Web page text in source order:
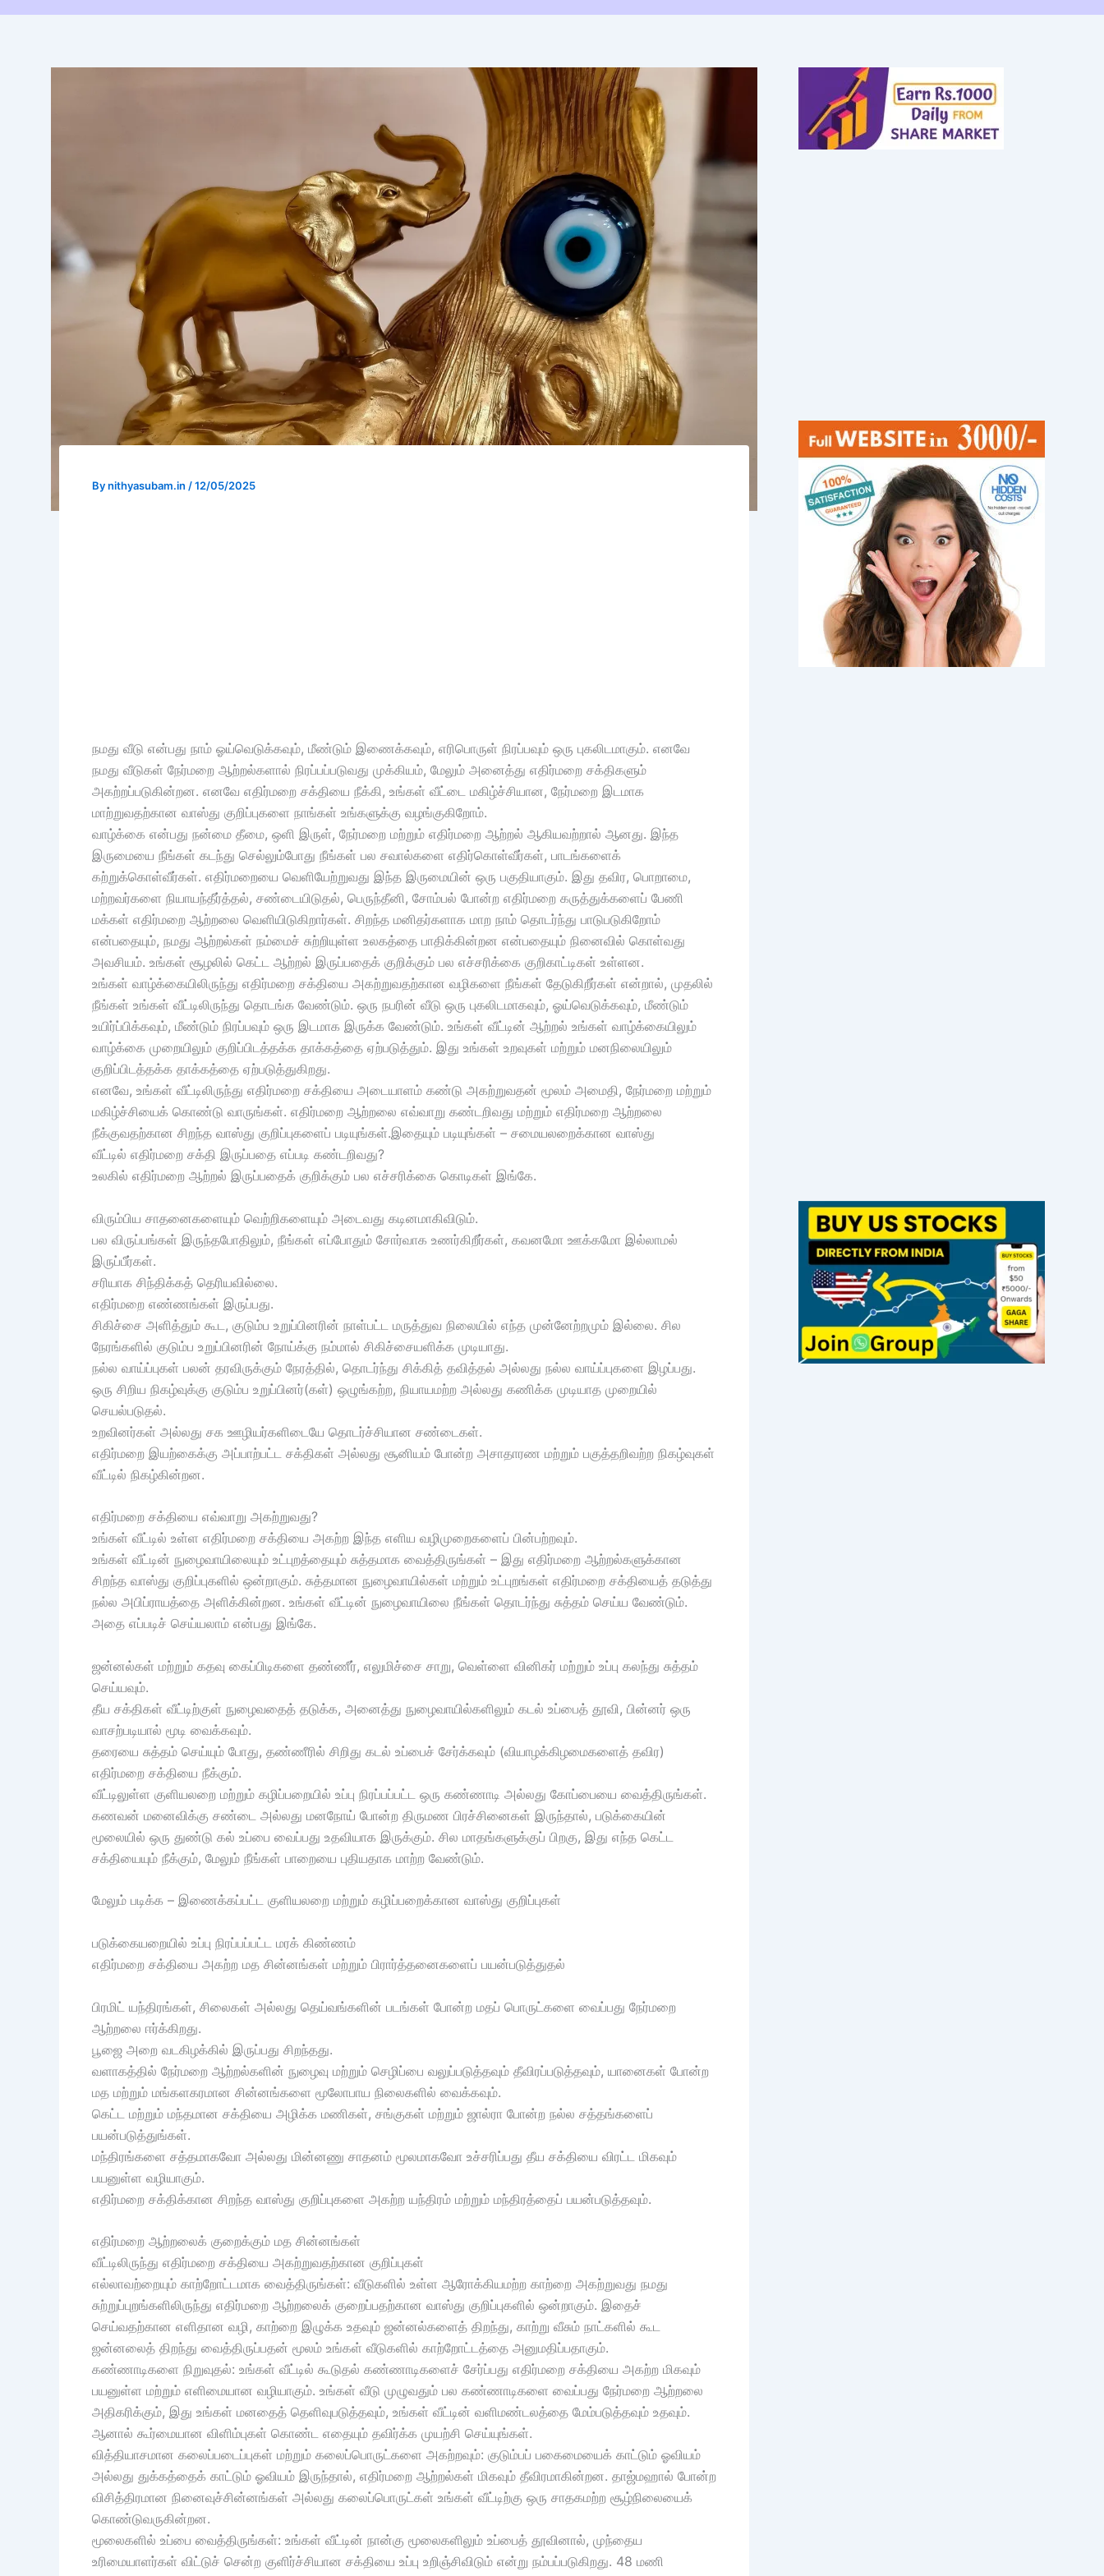
Bynithyasubam.in /12/05/2025
நமது வீடு என்பது நாம் ஓய்வெடுக்கவும், மீண்டும் இணைக்கவும், எரிபொருள் நிரப்பவும் ஒரு புகலிடமாகும். எனவே
நமது வீடுகள் நேர்மறை ஆற்றல்களால் நிரப்பப்படுவது முக்கியம், மேலும் அனைத்து எதிர்மறை சக்திகளும்
அகற்றப்படுகின்றன. எனவே எதிர்மறை சக்தியை நீக்கி, உங்கள் வீட்டை மகிழ்ச்சியான, நேர்மறை இடமாக
மாற்றுவதற்கான வாஸ்து குறிப்புகளை நாங்கள் உங்களுக்கு வழங்குகிறோம்.
வாழ்க்கை என்பது நன்மை தீமை, ஒளி இருள், நேர்மறை மற்றும் எதிர்மறை ஆற்றல் ஆகியவற்றால் ஆனது. இந்த
இருமையை நீங்கள் கடந்து செல்லும்போது நீங்கள் பல சவால்களை எதிர்கொள்வீர்கள், பாடங்களைக்
கற்றுக்கொள்வீர்கள். எதிர்மறையை வெளியேற்றுவது இந்த இருமையின் ஒரு பகுதியாகும். இது தவிர, பொறாமை,
மற்றவர்களை நியாயந்தீர்த்தல், சண்டையிடுதல், பெருந்தீனி, சோம்பல் போன்ற எதிர்மறை கருத்துக்களைப் பேணி
மக்கள் எதிர்மறை ஆற்றலை வெளியிடுகிறார்கள். சிறந்த மனிதர்களாக மாற நாம் தொடர்ந்து பாடுபடுகிறோம்
என்பதையும், நமது ஆற்றல்கள் நம்மைச் சுற்றியுள்ள உலகத்தை பாதிக்கின்றன என்பதையும் நினைவில் கொள்வது
அவசியம். உங்கள் சூழலில் கெட்ட ஆற்றல் இருப்பதைக் குறிக்கும் பல எச்சரிக்கை குறிகாட்டிகள் உள்ளன.
உங்கள் வாழ்க்கையிலிருந்து எதிர்மறை சக்தியை அகற்றுவதற்கான வழிகளை நீங்கள் தேடுகிறீர்கள் என்றால், முதலில்
நீங்கள் உங்கள் வீட்டிலிருந்து தொடங்க வேண்டும். ஒரு நபரின் வீடு ஒரு புகலிடமாகவும், ஓய்வெடுக்கவும், மீண்டும்
உயிர்ப்பிக்கவும், மீண்டும் நிரப்பவும் ஒரு இடமாக இருக்க வேண்டும். உங்கள் வீட்டின் ஆற்றல் உங்கள் வாழ்க்கையிலும்
வாழ்க்கை முறையிலும் குறிப்பிடத்தக்க தாக்கத்தை ஏற்படுத்தும். இது உங்கள் உறவுகள் மற்றும் மனநிலையிலும்
குறிப்பிடத்தக்க தாக்கத்தை ஏற்படுத்துகிறது.
எனவே, உங்கள் வீட்டிலிருந்து எதிர்மறை சக்தியை அடையாளம் கண்டு அகற்றுவதன் மூலம் அமைதி, நேர்மறை மற்றும்
மகிழ்ச்சியைக் கொண்டு வாருங்கள். எதிர்மறை ஆற்றலை எவ்வாறு கண்டறிவது மற்றும் எதிர்மறை ஆற்றலை
நீக்குவதற்கான சிறந்த வாஸ்து குறிப்புகளைப் படியுங்கள்.இதையும் படியுங்கள் – சமையலறைக்கான வாஸ்து
வீட்டில் எதிர்மறை சக்தி இருப்பதை எப்படி கண்டறிவது?
உலகில் எதிர்மறை ஆற்றல் இருப்பதைக் குறிக்கும் பல எச்சரிக்கை கொடிகள் இங்கே.
விரும்பிய சாதனைகளையும் வெற்றிகளையும் அடைவது கடினமாகிவிடும்.
பல விருப்பங்கள் இருந்தபோதிலும், நீங்கள் எப்போதும் சோர்வாக உணர்கிறீர்கள், கவனமோ ஊக்கமோ இல்லாமல்
இருப்பீர்கள்.
சரியாக சிந்திக்கத் தெரியவில்லை.
எதிர்மறை எண்ணங்கள் இருப்பது.
சிகிச்சை அளித்தும் கூட, குடும்ப உறுப்பினரின் நாள்பட்ட மருத்துவ நிலையில் எந்த முன்னேற்றமும் இல்லை. சில
நேரங்களில் குடும்ப உறுப்பினரின் நோய்க்கு நம்மால் சிகிச்சையளிக்க முடியாது.
நல்ல வாய்ப்புகள் பலன் தரவிருக்கும் நேரத்தில், தொடர்ந்து சிக்கித் தவித்தல் அல்லது நல்ல வாய்ப்புகளை இழப்பது.
ஒரு சிறிய நிகழ்வுக்கு குடும்ப உறுப்பினர்(கள்) ஒழுங்கற்ற, நியாயமற்ற அல்லது கணிக்க முடியாத முறையில்
செயல்படுதல்.
உறவினர்கள் அல்லது சக ஊழியர்களிடையே தொடர்ச்சியான சண்டைகள்.
எதிர்மறை இயற்கைக்கு அப்பாற்பட்ட சக்திகள் அல்லது சூனியம் போன்ற அசாதாரண மற்றும் பகுத்தறிவற்ற நிகழ்வுகள்
வீட்டில் நிகழ்கின்றன.
எதிர்மறை சக்தியை எவ்வாறு அகற்றுவது?
உங்கள் வீட்டில் உள்ள எதிர்மறை சக்தியை அகற்ற இந்த எளிய வழிமுறைகளைப் பின்பற்றவும்.
உங்கள் வீட்டின் நுழைவாயிலையும் உட்புறத்தையும் சுத்தமாக வைத்திருங்கள் – இது எதிர்மறை ஆற்றல்களுக்கான
சிறந்த வாஸ்து குறிப்புகளில் ஒன்றாகும். சுத்தமான நுழைவாயில்கள் மற்றும் உட்புறங்கள் எதிர்மறை சக்தியைத் தடுத்து
நல்ல அபிப்ராயத்தை அளிக்கின்றன. உங்கள் வீட்டின் நுழைவாயிலை நீங்கள் தொடர்ந்து சுத்தம் செய்ய வேண்டும்.
அதை எப்படிச் செய்யலாம் என்பது இங்கே.
ஜன்னல்கள் மற்றும் கதவு கைப்பிடிகளை தண்ணீர், எலுமிச்சை சாறு, வெள்ளை வினிகர் மற்றும் உப்பு கலந்து சுத்தம்
செய்யவும்.
தீய சக்திகள் வீட்டிற்குள் நுழைவதைத் தடுக்க, அனைத்து நுழைவாயில்களிலும் கடல் உப்பைத் தூவி, பின்னர் ஒரு
வாசற்படியால் மூடி வைக்கவும்.
தரையை சுத்தம் செய்யும் போது, தண்ணீரில் சிறிது கடல் உப்பைச் சேர்க்கவும் (வியாழக்கிழமைகளைத் தவிர)
எதிர்மறை சக்தியை நீக்கும்.
வீட்டிலுள்ள குளியலறை மற்றும் கழிப்பறையில் உப்பு நிரப்பப்பட்ட ஒரு கண்ணாடி அல்லது கோப்பையை வைத்திருங்கள்.
கணவன் மனைவிக்கு சண்டை அல்லது மனநோய் போன்ற திருமண பிரச்சினைகள் இருந்தால், படுக்கையின்
மூலையில் ஒரு துண்டு கல் உப்பை வைப்பது உதவியாக இருக்கும். சில மாதங்களுக்குப் பிறகு, இது எந்த கெட்ட
சக்தியையும் நீக்கும், மேலும் நீங்கள் பாறையை புதியதாக மாற்ற வேண்டும்.
மேலும் படிக்க – இணைக்கப்பட்ட குளியலறை மற்றும் கழிப்பறைக்கான வாஸ்து குறிப்புகள்
படுக்கையறையில் உப்பு நிரப்பப்பட்ட மரக் கிண்ணம்
எதிர்மறை சக்தியை அகற்ற மத சின்னங்கள் மற்றும் பிரார்த்தனைகளைப் பயன்படுத்துதல்
பிரமிட் யந்திரங்கள், சிலைகள் அல்லது தெய்வங்களின் படங்கள் போன்ற மதப் பொருட்களை வைப்பது நேர்மறை
ஆற்றலை ஈர்க்கிறது.
பூஜை அறை வடகிழக்கில் இருப்பது சிறந்தது.
வளாகத்தில் நேர்மறை ஆற்றல்களின் நுழைவு மற்றும் செழிப்பை வலுப்படுத்தவும் தீவிரப்படுத்தவும், யானைகள் போன்ற
மத மற்றும் மங்களகரமான சின்னங்களை மூலோபாய நிலைகளில் வைக்கவும்.
கெட்ட மற்றும் மந்தமான சக்தியை அழிக்க மணிகள், சங்குகள் மற்றும் ஜால்ரா போன்ற நல்ல சத்தங்களைப்
பயன்படுத்துங்கள்.
மந்திரங்களை சத்தமாகவோ அல்லது மின்னணு சாதனம் மூலமாகவோ உச்சரிப்பது தீய சக்தியை விரட்ட மிகவும்
பயனுள்ள வழியாகும்.
எதிர்மறை சக்திக்கான சிறந்த வாஸ்து குறிப்புகளை அகற்ற யந்திரம் மற்றும் மந்திரத்தைப் பயன்படுத்தவும்.
எதிர்மறை ஆற்றலைக் குறைக்கும் மத சின்னங்கள்
வீட்டிலிருந்து எதிர்மறை சக்தியை அகற்றுவதற்கான குறிப்புகள்
எல்லாவற்றையும் காற்றோட்டமாக வைத்திருங்கள்: வீடுகளில் உள்ள ஆரோக்கியமற்ற காற்றை அகற்றுவது நமது
சுற்றுப்புறங்களிலிருந்து எதிர்மறை ஆற்றலைக் குறைப்பதற்கான வாஸ்து குறிப்புகளில் ஒன்றாகும். இதைச்
செய்வதற்கான எளிதான வழி, காற்றை இழுக்க உதவும் ஜன்னல்களைத் திறந்து, காற்று வீசும் நாட்களில் கூட
ஜன்னலைத் திறந்து வைத்திருப்பதன் மூலம் உங்கள் வீடுகளில் காற்றோட்டத்தை அனுமதிப்பதாகும்.
கண்ணாடிகளை நிறுவுதல்: உங்கள் வீட்டில் கூடுதல் கண்ணாடிகளைச் சேர்ப்பது எதிர்மறை சக்தியை அகற்ற மிகவும்
பயனுள்ள மற்றும் எளிமையான வழியாகும். உங்கள் வீடு முழுவதும் பல கண்ணாடிகளை வைப்பது நேர்மறை ஆற்றலை
அதிகரிக்கும், இது உங்கள் மனதைத் தெளிவுபடுத்தவும், உங்கள் வீட்டின் வளிமண்டலத்தை மேம்படுத்தவும் உதவும்.
ஆனால் கூர்மையான விளிம்புகள் கொண்ட எதையும் தவிர்க்க முயற்சி செய்யுங்கள்.
வித்தியாசமான கலைப்படைப்புகள் மற்றும் கலைப்பொருட்களை அகற்றவும்: குடும்பப் பகைமையைக் காட்டும் ஓவியம்
அல்லது துக்கத்தைக் காட்டும் ஓவியம் இருந்தால், எதிர்மறை ஆற்றல்கள் மிகவும் தீவிரமாகின்றன. தாஜ்மஹால் போன்ற
விசித்திரமான நினைவுச்சின்னங்கள் அல்லது கலைப்பொருட்கள் உங்கள் வீட்டிற்கு ஒரு சாதகமற்ற சூழ்நிலையைக்
கொண்டுவருகின்றன.
மூலைகளில் உப்பை வைத்திருங்கள்: உங்கள் வீட்டின் நான்கு மூலைகளிலும் உப்பைத் தூவினால், முந்தைய
உரிமையாளர்கள் விட்டுச் சென்ற குளிர்ச்சியான சக்தியை உப்பு உறிஞ்சிவிடும் என்று நம்பப்படுகிறது. 48 மணி